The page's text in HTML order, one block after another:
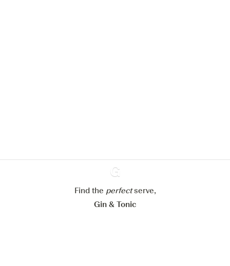
Ginventory
Find the perfectserve,
Gin & Tonic
Paramétrer mes cookies
Refuser tout Accepter tout